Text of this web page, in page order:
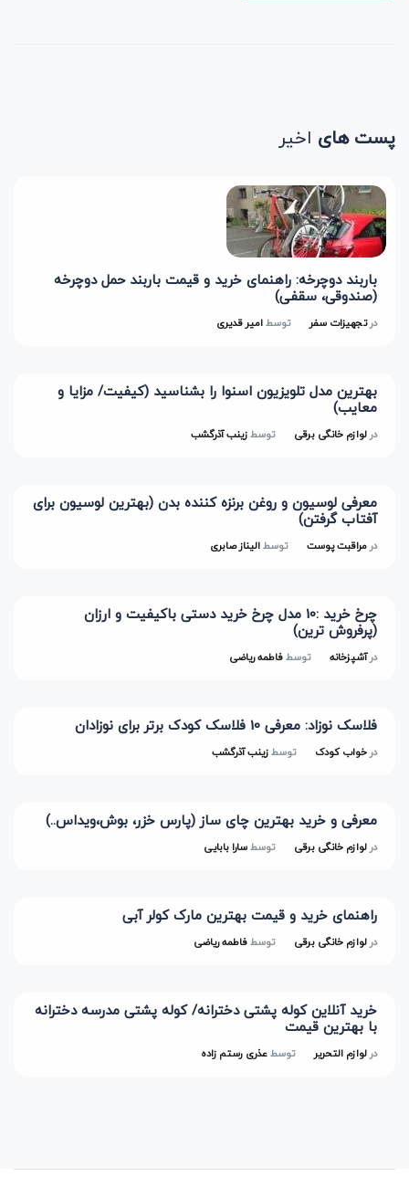
پست های اخیر
باربند دوچرخه: راهنمای خرید و قیمت باربند حمل دوچرخه
(صندوقی، سقفی)
درتجهیزات سفر توسطامیر قدیری
بهترین مدل تلویزیون اسنوا را بشناسید (کیفیت/ مزایا و
معایب)
درلوازم خانگی برقی توسطزینب آذرگشب
معرفی لوسیون و روغن برنزه کننده بدن (بهترین لوسیون برای
آفتاب گرفتن)
درمراقبت پوست توسطالیناز صابری
چرخ خرید :10 مدل چرخ خرید دستی باکیفیت و ارزان
(پرفروش ترین)
درآشپزخانه توسطفاطمه ریاضی
فلاسک نوزاد: معرفی 10 فلاسک کودک برتر برای نوزادان
درخواب کودک توسطزینب آذرگشب
معرفی و خرید بهترین چای ساز (پارس خزر، بوش،ویداس..)
درلوازم خانگی برقی توسطسارا بابایی
راهنمای خرید و قیمت بهترین مارک کولر آبی
درلوازم خانگی برقی توسطفاطمه ریاضی
خرید آنلاین کوله پشتی دخترانه/ کوله پشتی مدرسه دخترانه
با بهترین قیمت
درلوازم التحریر توسطعذری رستم زاده